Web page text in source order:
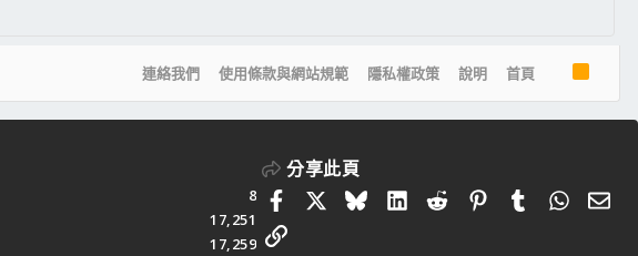
連絡我們 使用條款與網站規範 隱私權政策 說明 首頁
S
8
17,251
17,259
分享此頁
FacebookBlueskyLinkedIn
RedditPinterestTumblr 電
連結